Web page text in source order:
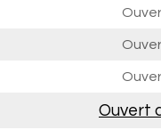
Ouvert